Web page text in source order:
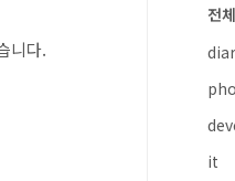
니다.
전
it